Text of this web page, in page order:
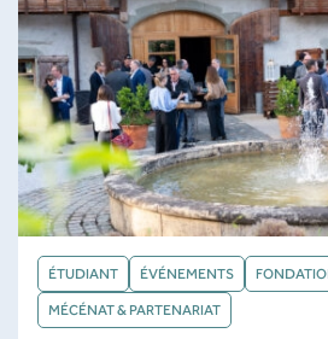
ÉTUDIANT ÉVÉNEMENTS
MÉCÉNAT & PARTENARIAT